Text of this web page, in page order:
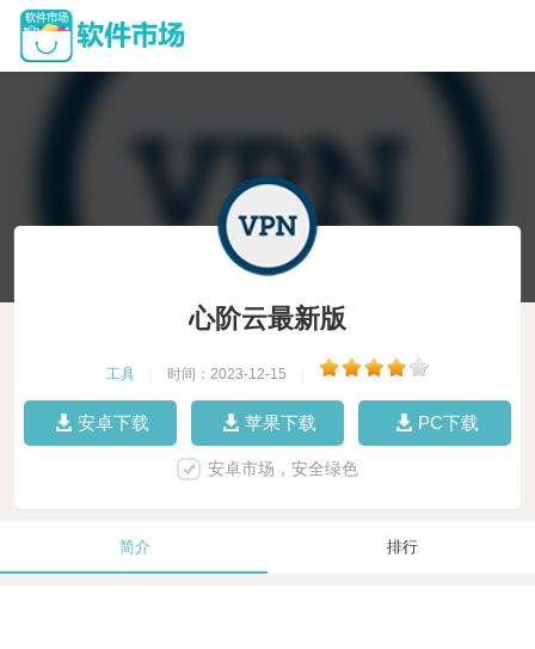
心阶云最新版
工具 时间：2023-12-15
安卓下载 苹果下载 PC下载
安卓市场，安全绿色
简介 排行